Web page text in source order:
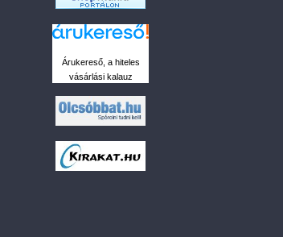
Árukereső, a hiteles
vásárlási kalauz